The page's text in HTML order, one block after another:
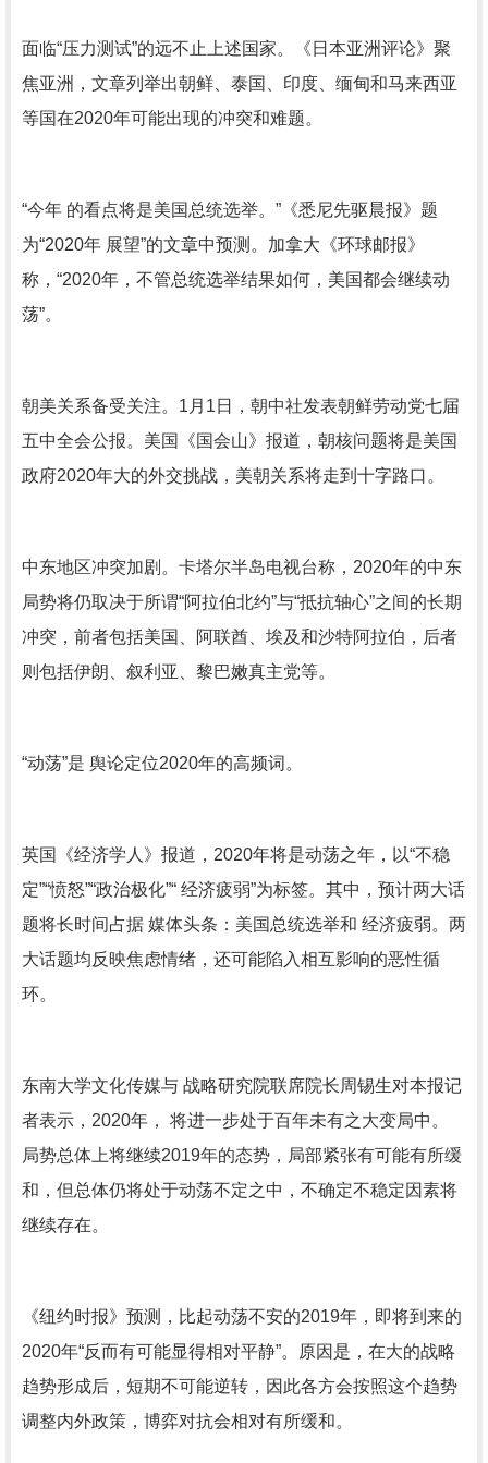
面临“压力测试”的远不止上述国家。《日本亚洲评论》聚
焦亚洲，文章列举出朝鲜、泰国、印度、缅甸和马来西亚
等国在2020年可能出现的冲突和难题。
“今年 的看点将是美国总统选举。”《悉尼先驱晨报》题
为“2020年 展望”的文章中预测。加拿大《环球邮报》
称，“2020年，不管总统选举结果如何，美国都会继续动
荡”。
朝美关系备受关注。1月1日，朝中社发表朝鲜劳动党七届
五中全会公报。美国《国会山》报道，朝核问题将是美国
政府2020年大的外交挑战，美朝关系将走到十字路口。
中东地区冲突加剧。卡塔尔半岛电视台称，2020年的中东
局势将仍取决于所谓“阿拉伯北约”与“抵抗轴心”之间的长期
冲突，前者包括美国、阿联酋、埃及和沙特阿拉伯，后者
则包括伊朗、叙利亚、黎巴嫩真主党等。
“动荡”是 舆论定位2020年的高频词。
英国《经济学人》报道，2020年将是动荡之年，以“不稳
定”“愤怒”“政治极化”“ 经济疲弱”为标签。其中，预计两大话
题将长时间占据 媒体头条：美国总统选举和 经济疲弱。两
大话题均反映焦虑情绪，还可能陷入相互影响的恶性循
环。
东南大学文化传媒与 战略研究院联席院长周锡生对本报记
者表示，2020年， 将进一步处于百年未有之大变局中。
局势总体上将继续2019年的态势，局部紧张有可能有所缓
和，但总体仍将处于动荡不定之中，不确定不稳定因素将
继续存在。
《纽约时报》预测，比起动荡不安的2019年，即将到来的
2020年“反而有可能显得相对平静”。原因是，在大的战略
趋势形成后，短期不可能逆转，因此各方会按照这个趋势
调整内外政策，博弈对抗会相对有所缓和。